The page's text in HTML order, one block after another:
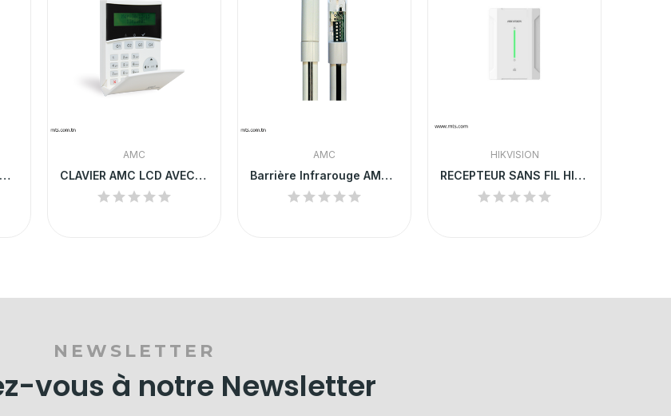
DETECTEUR DE MOUVEMENT FILAIRE INTERNE HIKVISION
AMC
CLAVIER AMC LCD AVEC AFFICHEUR
AMC
Barrière Infrarouge AMC - FLEX 1000
HIKVISION
RECEPTEUR SANS FIL HIKVISION
NEWSLETTER
vous à notre Newsletter